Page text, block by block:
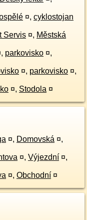
¤, cyklostojan
Servis ¤, Městská
, parkovisko ¤,
¤, parkovisko ¤,
¤, Stodola ¤
¤, Domovská ¤,
¤, Výjezdní ¤,
¤, Obchodní ¤